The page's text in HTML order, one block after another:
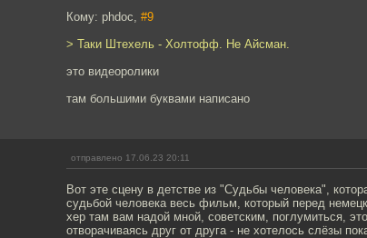
Кому: phdoc, #9
> Таки Штехель - Холтофф. Не Айсман.
это видеоролики
там большими буквами написано
отправлено 17.06.23 20:11
Вот этe сцену в детстве из "Судьбы человека",
судьбой человека весь фильм, который перед
хер там вам надой мной, советским, поглумиться,
отворачиваясь друг от друга - не хотелось слёзы